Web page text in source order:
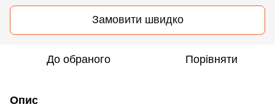
Замовити швидко
До обраного Порівняти
Опис